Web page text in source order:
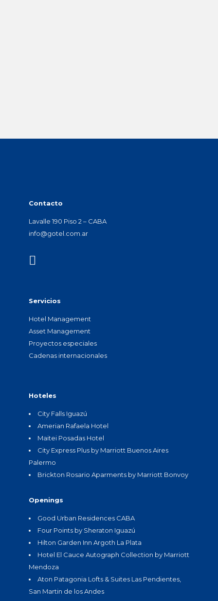
Contacto
Lavalle 190 Piso 2 – CABA
info@gotel.com.ar
Servicios
Hotel Management
Asset Management
Proyectos especiales
Cadenas internacionales
Hoteles
City Falls Iguazú
Amerian Rafaela Hotel
Maitei Posadas Hotel
City Express Plus by Marriott Buenos Aires
Palermo
Brickton Rosario Aparments by Marriott Bonvoy
Openings
Good Urban Residences CABA
Four Points by Sheraton Iguazú
Hilton Garden Inn Argoth La Plata
Hotel El Cauce Autograph Collection by Marriott
Mendoza
Aton Patagonia Lofts & Suites Las Pendientes,
San Martin de los Andes